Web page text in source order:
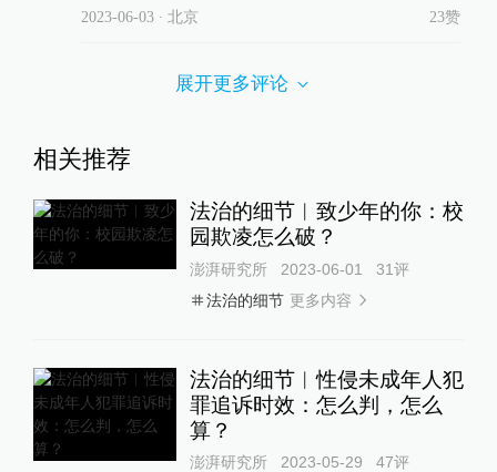
2023-06-03∙ 北京 23赞
展开更多评论
相关推荐
法治的细节︱致少年的你：校
园欺凌怎么破？
澎湃研究所 2023-06-01 31评
法治的细节 更多内容
法治的细节︱性侵未成年人犯
罪追诉时效：怎么判，怎么
算？
澎湃研究所 2023-05-29 47评